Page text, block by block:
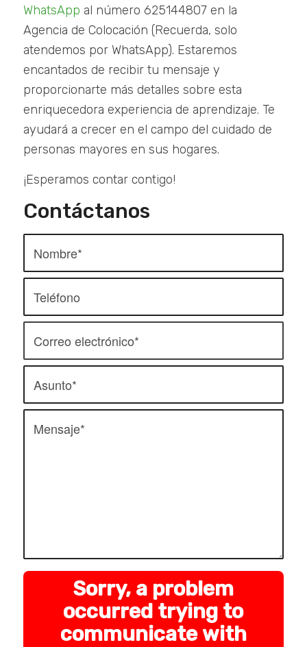
WhatsApp al número 625144807 en la
Agencia de Colocación (Recuerda, solo
atendemos por WhatsApp). Estaremos
encantados de recibir tu mensaje y
proporcionarte más detalles sobre esta
enriquecedora experiencia de aprendizaje. Te
ayudará a crecer en el campo del cuidado de
personas mayores en sus hogares.
¡Esperamos contar contigo!
Contáctanos
Sorry, a problem
occurred trying to
communicate with